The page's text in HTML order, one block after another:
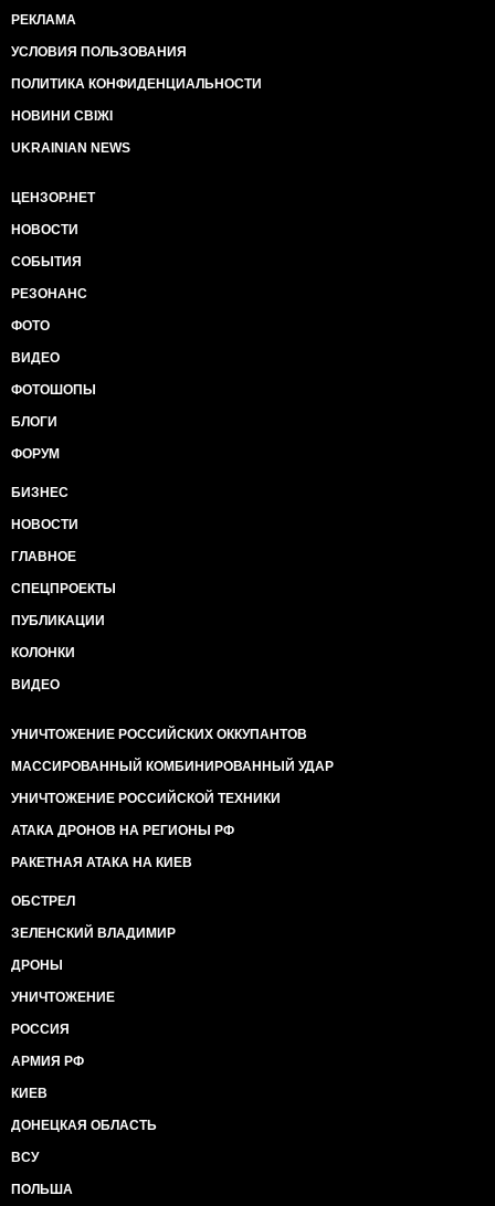
РЕКЛАМА
УСЛОВИЯ ПОЛЬЗОВАНИЯ
ПОЛИТИКА КОНФИДЕНЦИАЛЬНОСТИ
НОВИНИ СВІЖІ
UKRAINIAN NEWS
ЦЕНЗОР.НЕТ
НОВОСТИ
СОБЫТИЯ
РЕЗОНАНС
ФОТО
ВИДЕО
ФОТОШОПЫ
БЛОГИ
ФОРУМ
БИЗНЕС
НОВОСТИ
ГЛАВНОЕ
СПЕЦПРОЕКТЫ
ПУБЛИКАЦИИ
КОЛОНКИ
ВИДЕО
УНИЧТОЖЕНИЕ РОССИЙСКИХ ОККУПАНТОВ
МАССИРОВАННЫЙ КОМБИНИРОВАННЫЙ УДАР
УНИЧТОЖЕНИЕ РОССИЙСКОЙ ТЕХНИКИ
АТАКА ДРОНОВ НА РЕГИОНЫ РФ
РАКЕТНАЯ АТАКА НА КИЕВ
ОБСТРЕЛ
ЗЕЛЕНСКИЙ ВЛАДИМИР
ДРОНЫ
УНИЧТОЖЕНИЕ
РОССИЯ
АРМИЯ РФ
КИЕВ
ДОНЕЦКАЯ ОБЛАСТЬ
ВСУ
ПОЛЬША